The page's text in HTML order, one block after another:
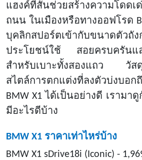
แฮงค์ที่สั้นช่วยสร้างความโดด
ถนน ในเมืองหรือทางออฟโรด
บุคลิกสปอร์ตเข้ากับขนาดตัว
ประโยชน์ใช้ สอยครบครันแล
สำหรับเบาะทั้งสองแถว วัส
สไตล์การตกแต่งที่ลงตัวบ่ง
BMW X1 ได้เป็นอย่างดี เรามา
มีอะไรดีบ้าง
BMW X1 ราคาเท่าไหร่บ้าง
BMW X1 sDrive18i (Iconic) -